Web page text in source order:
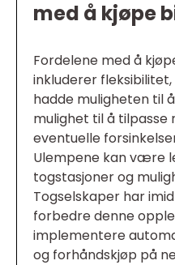
med å kjøpe
Fordelene med å
inkluderer
hadde muligheten til
mulighet til å
eventuelle
Ulempene kan være
togstasjoner og
Togselskaper har
forbedre denne
implementere
og forhåndskjøp på